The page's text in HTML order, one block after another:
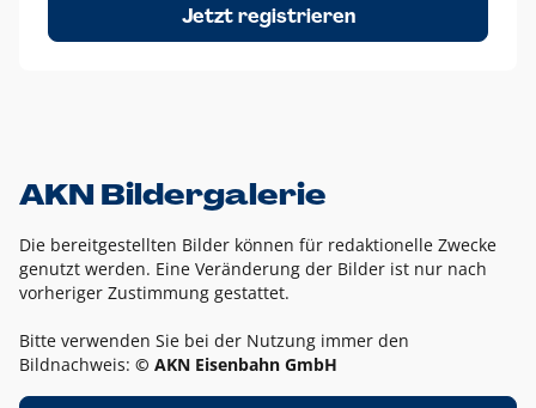
Um das Logo herum muss ein Schutzraum von jeweils einer
Höhe bzw. Breite des N aus AKN in alle Richtungen
Jetzt registrieren
AKN Bildergalerie
Die bereitgestellten Bilder können für redaktionelle Zwecke
genutzt werden. Eine Veränderung der Bilder ist nur nach
vorheriger Zustimmung gestattet.
Bitte verwenden Sie bei der Nutzung immer den
Bildnachweis: © AKN Eisenbahn GmbH